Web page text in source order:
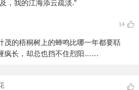
，我的江海添云疏淡.”
14
茂的梧桐树上的蝉鸣比哪一年都要聒
疯长，却总也挡不住烈阳……